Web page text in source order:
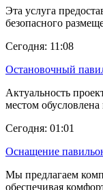
Эта услуга
безопасного
Сегодня: 11:08
Остановочный
Актуальность
местом
Сегодня: 01:01
Оснащение
Мы предлагаем
обеспечивая